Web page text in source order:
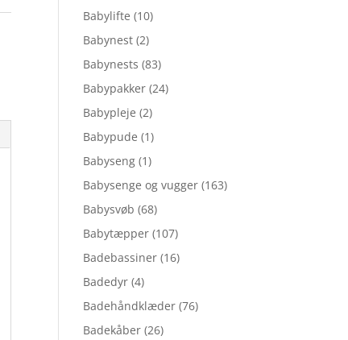
Babylifte (10)
Babynest (2)
Babynests (83)
Babypakker (24)
Babypleje (2)
Babypude (1)
Babyseng (1)
Babysenge og vugger (163)
Babysvøb (68)
Babytæpper (107)
Badebassiner (16)
Badedyr (4)
Badehåndklæder (76)
Badekåber (26)